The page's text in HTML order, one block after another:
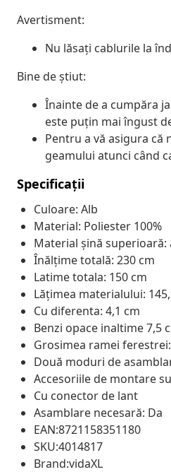
Avertisment:
Nu lăsați cablurile la
Bine de știut:
Înainte de a cumpăra
este puțin mai îngust
Pentru a vă asigura că
geamului atunci când
Specificații
Culoare: Alb
Material: Poliester 100%
Material șină superioară:
Înălțime totală: 230 cm
Latime totala: 150 cm
Lățimea materialului:
Cu diferenta: 4,1 cm
Benzi opace inaltime 7,5
Grosimea ramei
Două moduri de
Accesoriile de montare
Cu conector de lant
Asamblare necesară: Da
EAN:8721158351180
SKU:4014817
Brand:vidaXL